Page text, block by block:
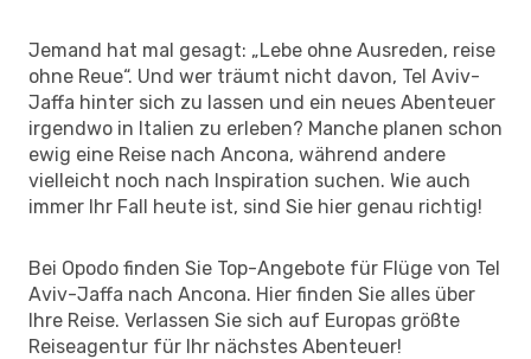
Jemand hat mal gesagt: „Lebe ohne Ausreden, reise
ohne Reue“. Und wer träumt nicht davon, Tel Aviv-
Jaffa hinter sich zu lassen und ein neues Abenteuer
irgendwo in Italien zu erleben? Manche planen schon
ewig eine Reise nach Ancona, während andere
vielleicht noch nach Inspiration suchen. Wie auch
immer Ihr Fall heute ist, sind Sie hier genau richtig!
Bei Opodo finden Sie Top-Angebote für Flüge von Tel
Aviv-Jaffa nach Ancona. Hier finden Sie alles über
Ihre Reise. Verlassen Sie sich auf Europas größte
Reiseagentur für Ihr nächstes Abenteuer!